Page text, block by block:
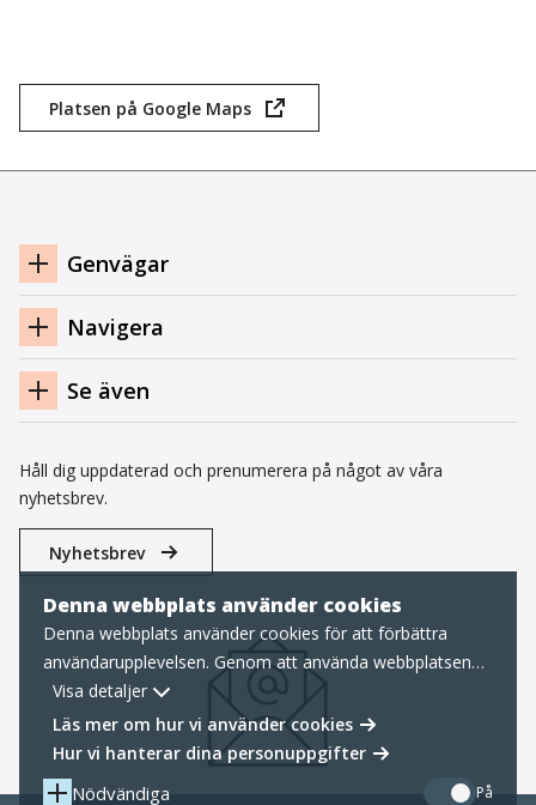
Denna webbplats använder cookies
Denna webbplats använder cookies för att förbättra
användarupplevelsen. Genom att använda webbplatsen
samtycker du till nödvändiga cookies, läs mer nedan om
hur vi hanterar cookies samt personuppgifter.
Visa detaljer
Läs mer om hur vi använder cookies
Hur vi hanterar dina personuppgifter
Nödvändiga På
Platsen på Google Maps
(öppnas
nytt
Navigation
sidfot
Genvägar
Navigera
Se även
Håll dig uppdaterad och prenumerera på något av våra
nyhetsbrev.
Nyhetsbrev